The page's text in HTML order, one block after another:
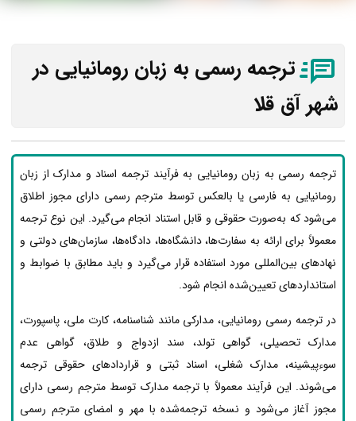
ترجمه رسمی به زبان رومانیایی در
شهر آق قلا
ترجمه رسمی به زبان رومانیایی به فرآیند ترجمه اسناد و مدارک از زبان
رومانیایی به فارسی یا بالعکس توسط مترجم رسمی دارای مجوز اطلاق
می‌شود که به‌صورت حقوقی و قابل استناد انجام می‌گیرد. این نوع ترجمه
معمولاً برای ارائه به سفارت‌ها، دانشگاه‌ها، دادگاه‌ها، سازمان‌های دولتی و
نهادهای بین‌المللی مورد استفاده قرار می‌گیرد و باید مطابق با ضوابط و
استانداردهای تعیین‌شده انجام شود.
در ترجمه رسمی رومانیایی، مدارکی مانند شناسنامه، کارت ملی، پاسپورت،
مدارک تحصیلی، گواهی تولد، سند ازدواج و طلاق، گواهی عدم
سوءپیشینه، مدارک شغلی، اسناد ثبتی و قراردادهای حقوقی ترجمه
می‌شوند. این فرآیند معمولاً با ترجمه مدارک توسط مترجم رسمی دارای
مجوز آغاز می‌شود و نسخه ترجمه‌شده با مهر و امضای مترجم رسمی